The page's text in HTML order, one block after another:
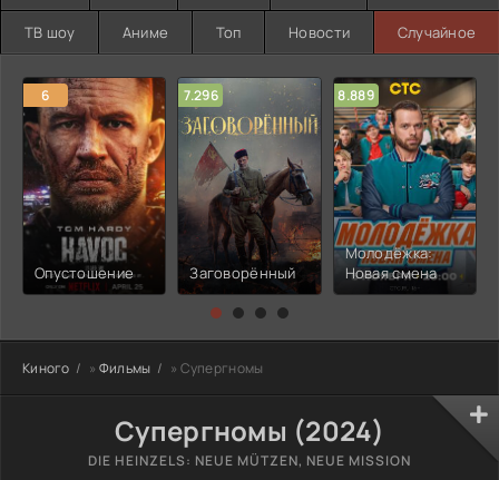
ТВ шоу Аниме Топ Новости Случайное
6
Опустошение
7.296
Заговорённый
8.889
Молодёжка:
Новая смена
Киного » Фильмы » Супергномы
Супергномы (2024)
DIE HEINZELS: NEUE MÜTZEN, NEUE MISSION